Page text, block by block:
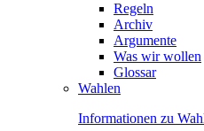
Regeln
Archiv
Argumente
Was wir wollen
Glossar
Wahlen
Informationen zu